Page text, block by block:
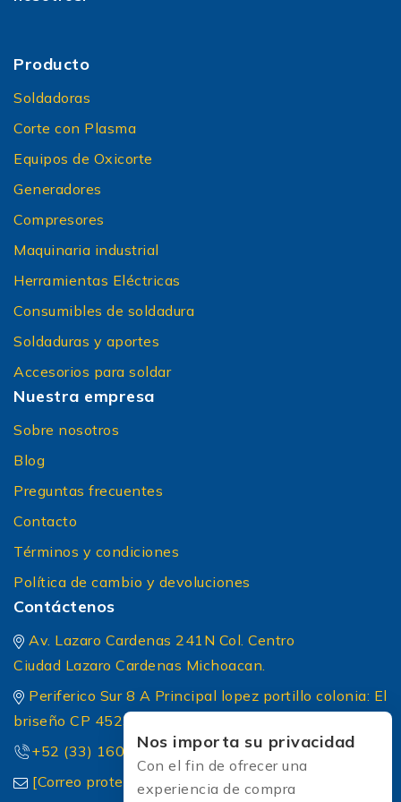
Producto
Soldadoras
Corte con Plasma
Equipos de Oxicorte
Generadores
Compresores
Maquinaria industrial
Herramientas Eléctricas
Consumibles de soldadura
Soldaduras y aportes
Accesorios para soldar
Nuestra empresa
Sobre nosotros
Blog
Preguntas frecuentes
Contacto
Términos y condiciones
Política de cambio y devoluciones
Contáctenos
Av. Lazaro Cardenas 241N Col. Centro
Ciudad Lazaro Cardenas Michoacan.
Periferico Sur 8 A Principal lopez portillo colonia: El
briseño CP 45236 Zapopan Jalisco
+52 (33) 1604 5032
[Correo protected]
Nos importa su privacidad
Con el fin de ofrecer una
experiencia de compra